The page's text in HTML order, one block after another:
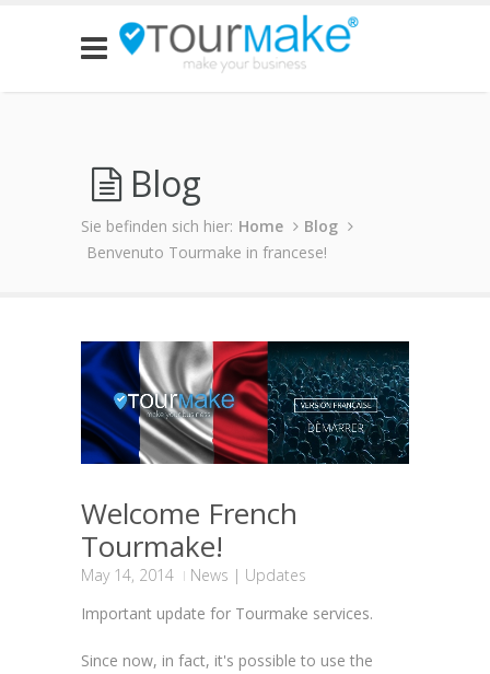
Blog
Sie befinden sich hier: Home
Blog
Benvenuto Tourmake in francese!
Welcome French
Tourmake!
May 14, 2014 News | Updates
Important update for Tourmake services.
Since now, in fact, it's possible to use the